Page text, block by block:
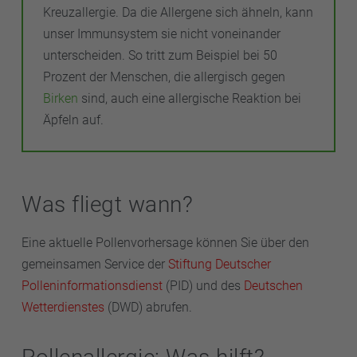
Kreuzallergie. Da die Allergene sich ähneln, kann
unser Immunsystem sie nicht voneinander
unterscheiden. So tritt zum Beispiel bei 50
Prozent der Menschen, die allergisch gegen
Birken sind, auch eine allergische Reaktion bei
Äpfeln auf.
Was fliegt wann?
Eine aktuelle Pollenvorhersage können Sie über den
gemeinsamen Service der Stiftung Deutscher
Polleninformationsdienst (PID) und des Deutschen
Wetterdienstes (DWD) abrufen.